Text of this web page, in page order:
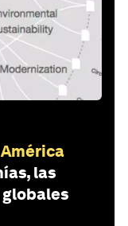
América
las